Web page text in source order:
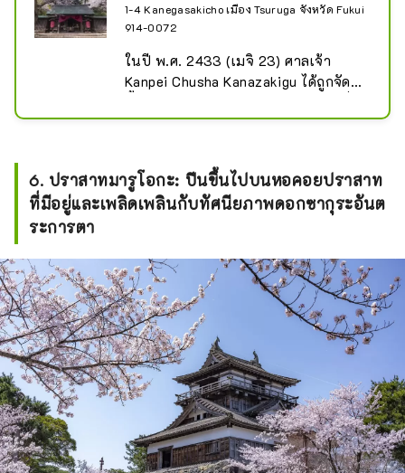
1-4 Kanegasakicho เมือง Tsuruga จังหวัด Fukui
914-0072
ในปี พ.ศ. 2433 (เมจิ 23) ศาลเจ้า
Kanpei Chusha Kanazakigu ได้ถูกจัดตั้ง
ประดิษฐานเจ้าชาย Takanaga กล่าวกัน
"การแต่งงาน ความรักที่สมหวัง" และ
"การผ่านพ้นปัญหาที่ยากลำบาก" และมี
ผู้มาสักการะมากมายทุกปี
6. ปราสาทมารูโอกะ: ปีนขึ้นไปบนหอคอยปราสาท
ที่มีอยู่และเพลิดเพลินกับทัศนียภาพดอกซากุระอันต
ระการตา